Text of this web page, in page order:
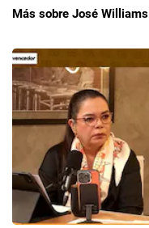
Más sobre José Williams